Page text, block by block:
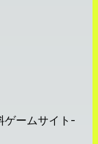
ゲームサイト-